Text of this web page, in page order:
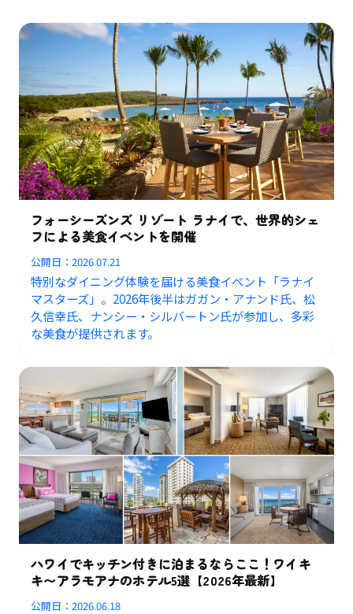
フォーシーズンズ リゾート ラナイで、世界的シェ
フによる美食イベントを開催
公開日：2026.07.21
特別なダイニング体験を届ける美食イベント「ラナイ
マスターズ」。2026年後半はガガン・アナンド氏、松
久信幸氏、ナンシー・シルバートン氏が参加し、多彩
な美食が提供されます。
ハワイでキッチン付きに泊まるならここ！ワイキ
キ〜アラモアナのホテル5選【2026年最新】
公開日：2026.06.18